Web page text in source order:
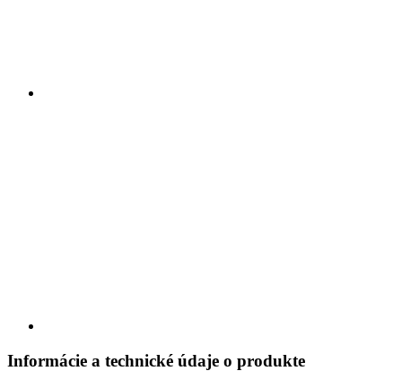
Informácie a technické údaje o produkte